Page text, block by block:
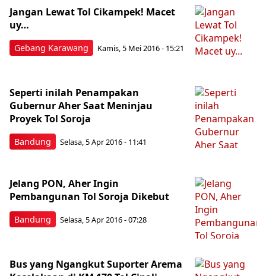
Gebang Karawang
Jangan Lewat Tol Cikampek! Macet
uy…
Kamis, 5 Mei 2016 - 15:21
Bandung
Seperti inilah Penampakan
Gubernur Aher Saat Meninjau
Proyek Tol Soroja
Selasa, 5 Apr 2016 - 11:41
Bandung
Jelang PON, Aher Ingin
Pembangunan Tol Soroja Dikebut
Selasa, 5 Apr 2016 - 07:28
Bus yang Ngangkut Suporter Arema